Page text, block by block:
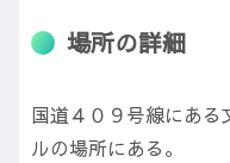
場所の詳細
国道４０９号線にある
ルの場所にある。